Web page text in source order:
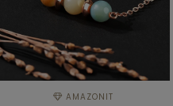
AMAZONIT